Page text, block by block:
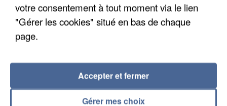
L’UN DES FONDATEURS SUPPOSÉS DE LA DZ
MAFIA INTERPELLÉ EN ALGÉRIE
votre consentement à tout moment via le lien
"Gérer les cookies" situé en bas de chaque
page.
Gérer mes choix
Accepter et fermer